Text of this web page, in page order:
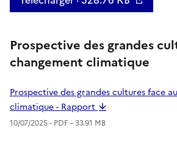
Prospective des grandes
changement climatique
Prospective des grandes cultures face
climatique - Rapport
10/07/2025 - PDF– 33.91 MB